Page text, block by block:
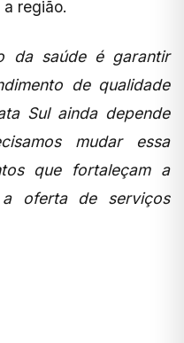
região.
da saúde é garantir
de qualidade
Sul ainda depende
mudar essa
que fortaleçam a
oferta de serviços